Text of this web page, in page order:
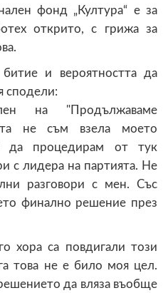
фонд „Култура“ е за
открито, с грижа за
и вероятността да
сподели:
на "Продължаваме
не съм взела моето
да процедирам от тук
с лидера на партията. Не
разговори с мен. Със
финално решение през
хора са повдигали този
това не е било моя цел.
да вляза въобще